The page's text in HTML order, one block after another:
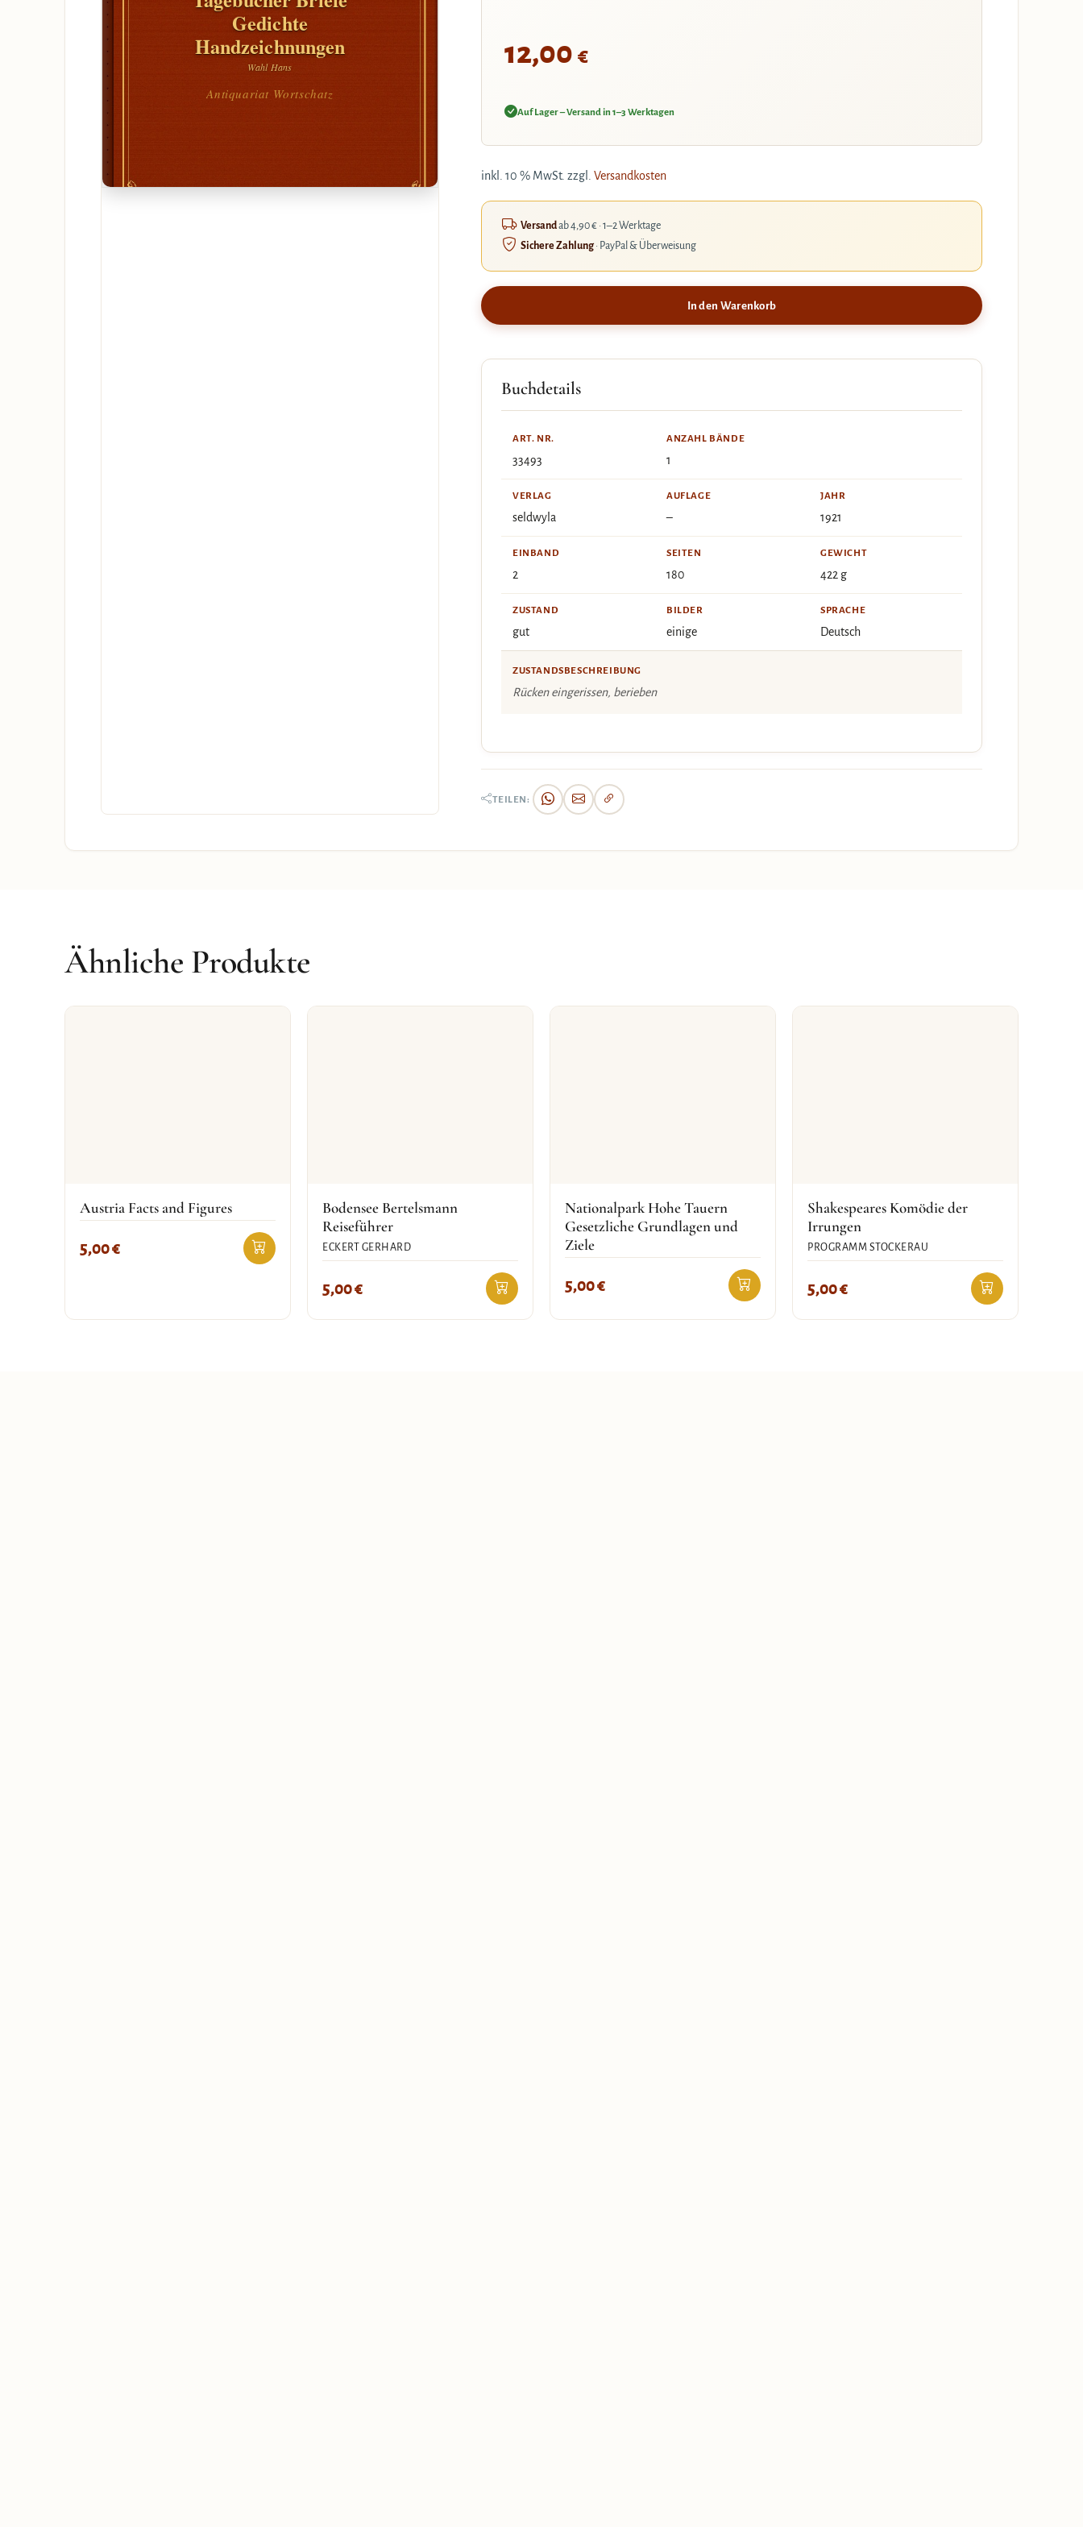
Gedichte
Handzeichnungen
Wahl Hans
Antiquariat Wortschatz
12,00 €
Auf Lager – Versand in 1–3 Werktagen
inkl. 10 % MwSt. zzgl. Versandkosten
Versandab 4,90 € · 1–2 Werktage
Sichere Zahlung· PayPal & Überweisung
In den Warenkorb
Buchdetails
ART. NR.
33493
ANZAHL BÄNDE
1
VERLAG
seldwyla
AUFLAGE
–
JAHR
1921
EINBAND
2
SEITEN
180
GEWICHT
422 g
ZUSTAND
gut
BILDER
einige
SPRACHE
Deutsch
ZUSTANDSBESCHREIBUNG
Rücken eingerissen, berieben
TEILEN:
Ähnliche Produkte
Austria Facts and Figures
5,00€
Bodensee Bertelsmann
Reiseführer
ECKERT GERHARD
5,00€
Nationalpark Hohe Tauern
Gesetzliche Grundlagen und
Ziele
5,00€
Shakespeares Komödie der
Irrungen
PROGRAMM STOCKERAU
5,00€